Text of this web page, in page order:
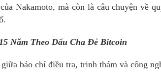
Nakamoto, mà còn là câu chuyện về
Năm Theo Dấu Cha Đẻ Bitcoin
báo chí điều tra, trinh thám và công